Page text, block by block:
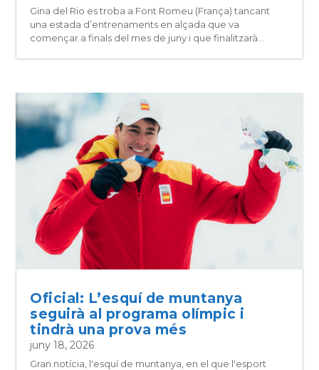
Gina del Rio es troba a Font Romeu (França) tancant
una estada d’entrenaments en alçada que va
començar a finals del mes de juny i que finalitzarà...
Oficial: L’esquí de muntanya
seguirà al programa olímpic i
tindrà una prova més
juny 18, 2026
Gran notícia, l'esquí de muntanya, en el que l'esport